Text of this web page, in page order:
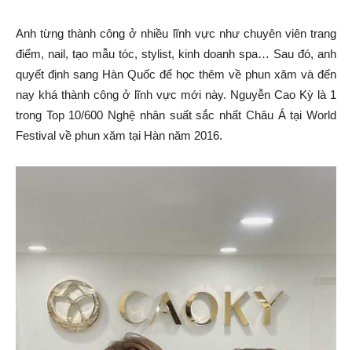
Anh từng thành công ở nhiều lĩnh vực như chuyên viên trang
điểm, nail, tạo mẫu tóc, stylist, kinh doanh spa… Sau đó, anh
quyết định sang Hàn Quốc để học thêm về phun xăm và đến
nay khá thành công ở lĩnh vực mới này. Nguyễn Cao Kỳ là 1
trong Top 10/600 Nghệ nhân suất sắc nhất Châu Á tại World
Festival về phun xăm tại Hàn năm 2016.